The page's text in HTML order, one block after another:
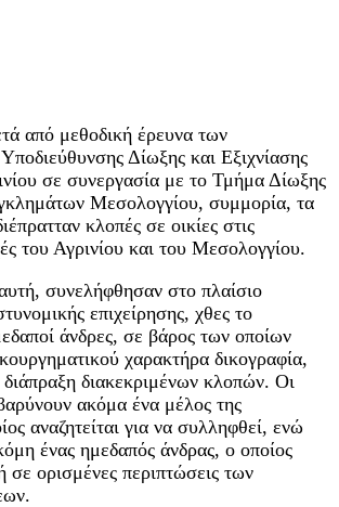
από μεθοδική έρευνα των
Δίωξης και Εξιχνίασης
σε συνεργασία με το Τμήμα Δίωξης
Μεσολογγίου, συμμορία, τα
κλοπές σε οικίες στις
του Αγρινίου και του Μεσολογγίου.
συνελήφθησαν στο πλαίσιο
επιχείρησης, χθες το
άνδρες, σε βάρος των οποίων
χαρακτήρα δικογραφία,
διακεκριμένων κλοπών. Οι
βαρύνουν ακόμα ένα μέλος της
αναζητείται για να συλληφθεί, ενώ
ένας ημεδαπός άνδρας, ο οποίος
σε ορισμένες περιπτώσεις των